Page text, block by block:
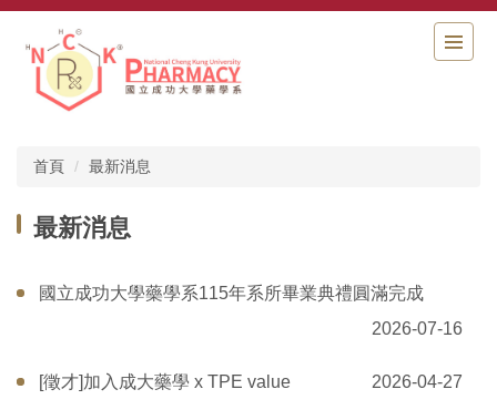
跳
首頁 最新消息
最新消息
國立成功大學藥學系115年系所畢業典禮圓滿完成
2026-07-16
[徵才]加入成大藥學 x TPE value 2026-04-27